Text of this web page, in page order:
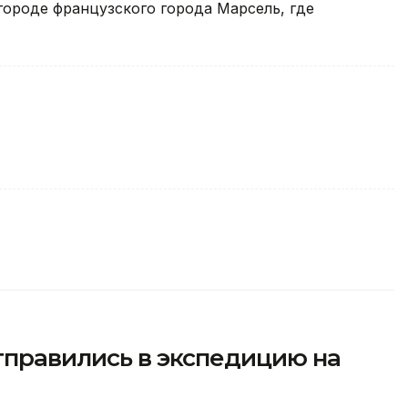
французского города Марсель, где
в экспедицию на